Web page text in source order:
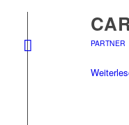
PARTNER